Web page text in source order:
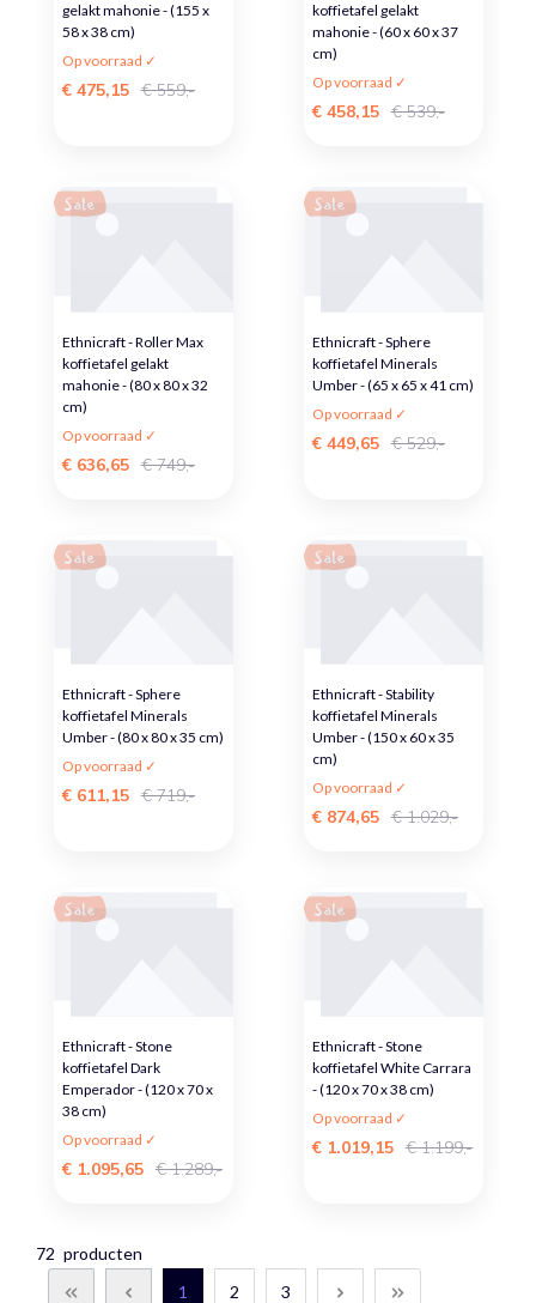
gelakt mahonie - (155 x
58 x 38 cm)
Op voorraad ✓
€ 475,15 € 559,-
koffietafel gelakt
mahonie - (60 x 60 x 37
cm)
Op voorraad ✓
€ 458,15 € 539,-
Sale
Ethnicraft - Roller Max
koffietafel gelakt
mahonie - (80 x 80 x 32
cm)
Op voorraad ✓
€ 636,65 € 749,-
Sale
Ethnicraft - Sphere
koffietafel Minerals
Umber - (65 x 65 x 41 cm)
Op voorraad ✓
€ 449,65 € 529,-
Sale
Ethnicraft - Sphere
koffietafel Minerals
Umber - (80 x 80 x 35 cm)
Op voorraad ✓
€ 611,15 € 719,-
Sale
Ethnicraft - Stability
koffietafel Minerals
Umber - (150 x 60 x 35
cm)
Op voorraad ✓
€ 874,65 € 1.029,-
Sale
Ethnicraft - Stone
koffietafel Dark
Emperador - (120 x 70 x
38 cm)
Op voorraad ✓
€ 1.095,65 € 1.289,-
Sale
Ethnicraft - Stone
koffietafel White Carrara
- (120 x 70 x 38 cm)
Op voorraad ✓
€ 1.019,15 € 1.199,-
72 producten
1
2 3